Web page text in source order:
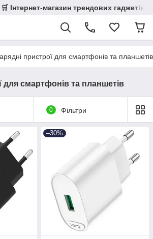
Інтернет-магазин трендових гаджетів
пристрої для смартфонів та планшетів
для смартфонів та планшетів
0 Фільтри
–30%